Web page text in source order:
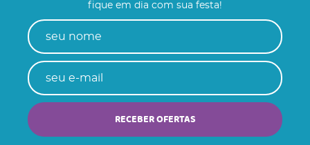
fique em dia com sua festa!
RECEBER OFERTAS